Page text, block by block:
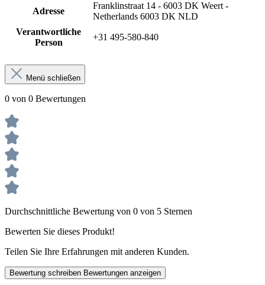
Adresse
Franklinstraat 14 - 6003 DK Weert -
Netherlands 6003 DK NLD
Verantwortliche
Person
+31 495-580-840
Menü schließen
0 von 0 Bewertungen
Durchschnittliche Bewertung von 0 von 5 Sternen
Bewerten Sie dieses Produkt!
Teilen Sie Ihre Erfahrungen mit anderen Kunden.
Bewertung schreiben Bewertungen anzeigen